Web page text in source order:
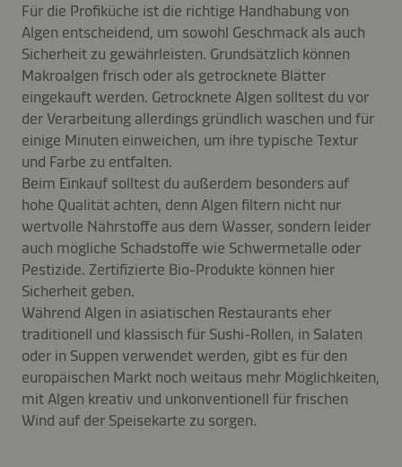
Für die Profiküche ist die richtige Handhabung von
Algen entscheidend, um sowohl Geschmack als auch
Sicherheit zu gewährleisten. Grundsätzlich können
Makroalgen frisch oder als getrocknete Blätter
eingekauft werden. Getrocknete Algen solltest du vor
der Verarbeitung allerdings gründlich waschen und für
einige Minuten einweichen, um ihre typische Textur
und Farbe zu entfalten.
Beim Einkauf solltest du außerdem besonders auf
hohe Qualität achten, denn Algen filtern nicht nur
wertvolle Nährstoffe aus dem Wasser, sondern leider
auch mögliche Schadstoffe wie Schwermetalle oder
Pestizide. Zertifizierte Bio-Produkte können hier
Sicherheit geben.
Während Algen in asiatischen Restaurants eher
traditionell und klassisch für Sushi-Rollen, in Salaten
oder in Suppen verwendet werden, gibt es für den
europäischen Markt noch weitaus mehr Möglichkeiten,
mit Algen kreativ und unkonventionell für frischen
Wind auf der Speisekarte zu sorgen.